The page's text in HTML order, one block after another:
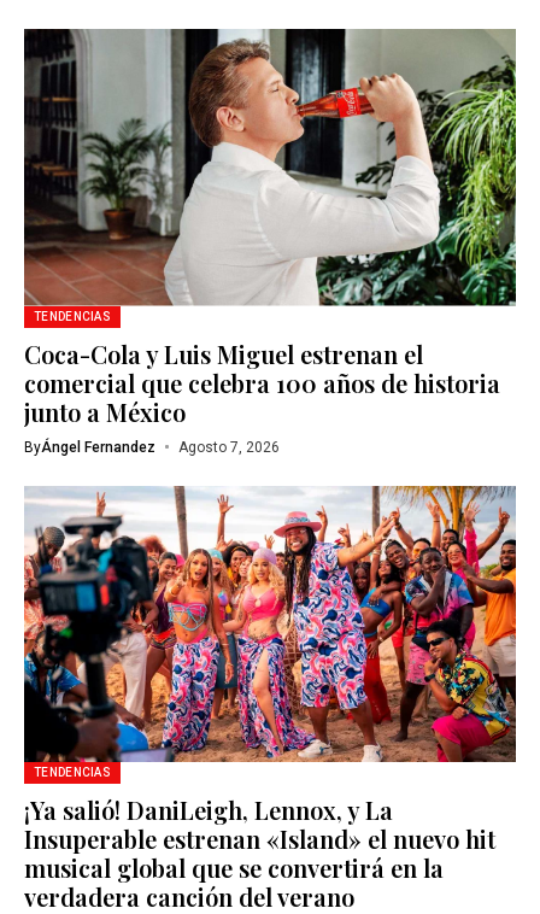
TENDENCIAS
Coca-Cola y Luis Miguel estrenan el
comercial que celebra 100 años de historia
junto a México
ByÁngel Fernandez Agosto 7, 2026
TENDENCIAS
¡Ya salió! DaniLeigh, Lennox, y La
Insuperable estrenan «Island» el nuevo hit
musical global que se convertirá en la
verdadera canción del verano